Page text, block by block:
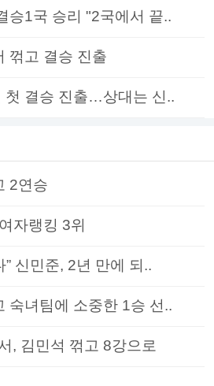
승1국 승리 "2국에서 끝..
꺾고 결승 진출
첫 결승 진출…상대는 신..
2연승
자랭킹 3위
신민준, 2년 만에 되..
숙녀팀에 소중한 1승 선..
, 김민석 꺾고 8강으로